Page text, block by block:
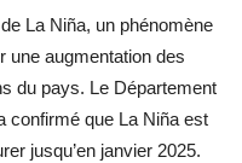
La Niña, un phénomène
une augmentation des
du pays. Le Département
confirmé que La Niña est
jusqu’en janvier 2025.